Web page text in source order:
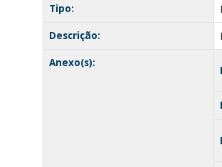
Tipo:
Descrição:
Anexo(s):